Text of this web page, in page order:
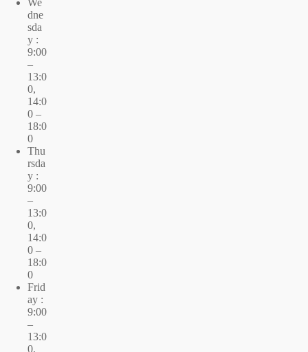
We
dne
sda
y :
9:00
–
13:0
0,
14:0
0 –
18:0
0
Thu
rsda
y :
9:00
–
13:0
0,
14:0
0 –
18:0
0
Frid
ay :
9:00
–
13:0
0,